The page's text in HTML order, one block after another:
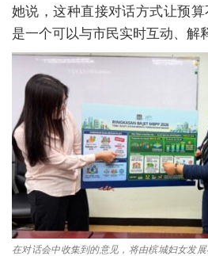
她说，这种直接对话方式让预
是一个可以与市民实时互动、解
在对话会中收集到的意见，将由槟城妇女发